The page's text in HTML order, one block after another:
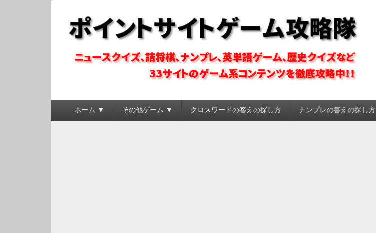
ポイントサイトゲーム攻略隊
ホーム ▼ その他ゲーム ▼ クロスワードの答えの探し方 ナンプレの答えの探し方